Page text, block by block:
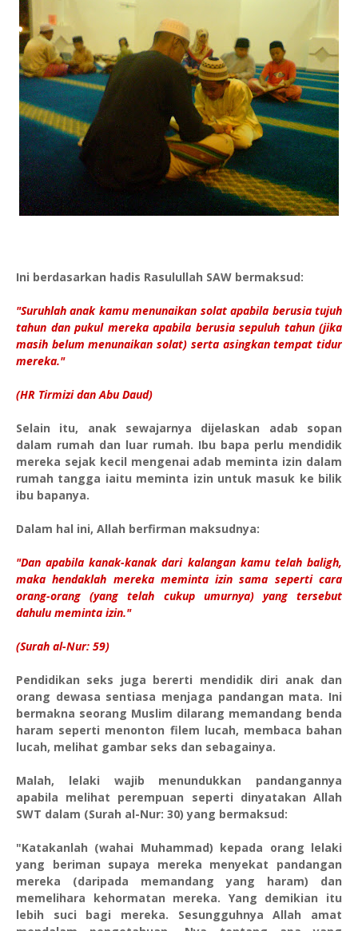
Ini berdasarkan hadis Rasulullah SAW bermaksud:
"Suruhlah anak kamu menunaikan solat apabila berusia tujuh
tahun dan pukul mereka apabila berusia sepuluh tahun (jika
masih belum menunaikan solat) serta asingkan tempat tidur
mereka."
(HR Tirmizi dan Abu Daud)
Selain itu, anak sewajarnya dijelaskan adab sopan
dalam rumah dan luar rumah. Ibu bapa perlu mendidik
mereka sejak kecil mengenai adab meminta izin dalam
rumah tangga iaitu meminta izin untuk masuk ke bilik
ibu bapanya.
Dalam hal ini, Allah berfirman maksudnya:
"Dan apabila kanak-kanak dari kalangan kamu telah baligh,
maka hendaklah mereka meminta izin sama seperti cara
orang-orang (yang telah cukup umurnya) yang tersebut
dahulu meminta izin."
(Surah al-Nur: 59)
Pendidikan seks juga bererti mendidik diri anak dan
orang dewasa sentiasa menjaga pandangan mata. Ini
bermakna seorang Muslim dilarang memandang benda
haram seperti menonton filem lucah, membaca bahan
lucah, melihat gambar seks dan sebagainya.
Malah, lelaki wajib menundukkan pandangannya
apabila melihat perempuan seperti dinyatakan Allah
SWT dalam (Surah al-Nur: 30) yang bermaksud:
"Katakanlah (wahai Muhammad) kepada orang lelaki
yang beriman supaya mereka menyekat pandangan
mereka (daripada memandang yang haram) dan
memelihara kehormatan mereka. Yang demikian itu
lebih suci bagi mereka. Sesungguhnya Allah amat